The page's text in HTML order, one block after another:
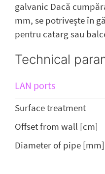
galvanic Dacă
mm, se potrivește în
pentru catarg sau
Technical
LAN ports
Surface treatment
Offset from wall [cm]
Diameter of pipe [mm]